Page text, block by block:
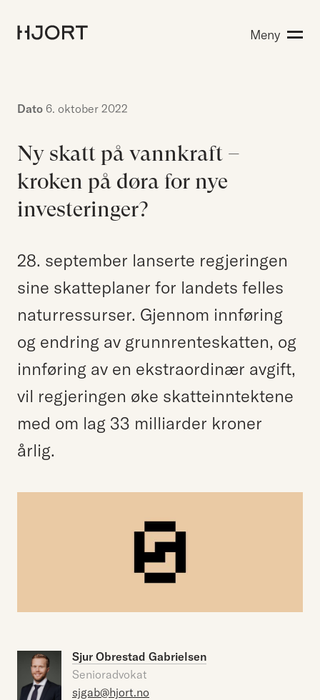
Menneskene
EN
NO
Kontakt oss
Søk etter:
Meny
Dato 6. oktober 2022
Ny skatt på vannkraft –
kroken på døra for nye
investeringer?
28. september lanserte regjeringen
sine skatteplaner for landets felles
naturressurser. Gjennom innføring
og endring av grunnrenteskatten, og
innføring av en ekstraordinær avgift,
vil regjeringen øke skatteinntektene
med om lag 33 milliarder kroner
årlig.
Sjur Obrestad Gabrielsen
Senioradvokat
sjgab@hjort.no